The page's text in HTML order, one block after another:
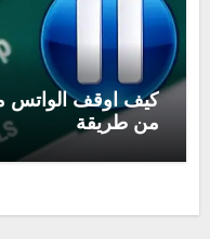
كيف اوقف الواتس
من طريقة